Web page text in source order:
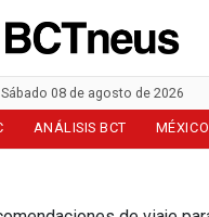
Sábado 08 de agosto de 2026
ANÁLISIS BCT MÉXICO